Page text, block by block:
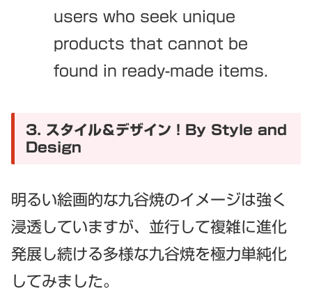
users who seek unique
products that cannot be
found in ready-made items.
3. スタイル＆デザイン！By Style and
Design
明るい絵画的な九谷焼のイメージは強く
浸透していますが、並行して複雑に進化
発展し続ける多様な九谷焼を極力単純化
してみました。